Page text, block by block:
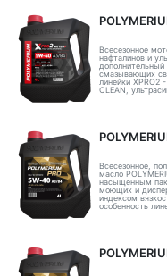
Всесезонное
нафталинов и
смазывающих
линейки XPRO2
CLEAN,
Всесезонное,
масло
насыщенным
моющих и
индексом
особенность